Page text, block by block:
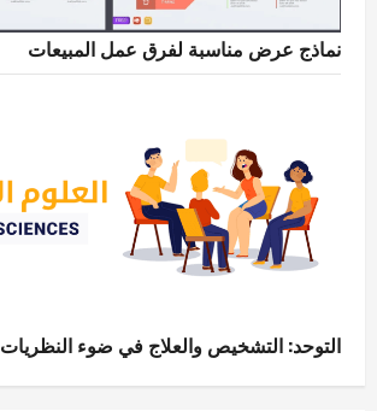
نماذج عرض مناسبة لفرق عمل المبيعات
التوحد: التشخيص والعلاج في ضوء النظريات